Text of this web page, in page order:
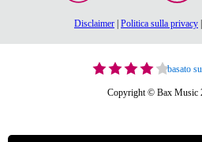
Disclaimer Politica sulla privacy
basato
Copyright © Bax Music